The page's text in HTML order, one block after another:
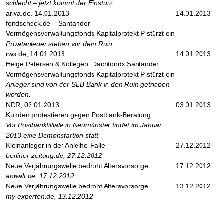
schlecht – jetzt kommt der Einsturz.
ariva.de, 14.01.2013
fondscheck.de – Santander
Vermögensverwaltungsfonds Kapitalprotekt P stürzt ein
Privatanleger stehen vor dem Ruin.
14.01.2013
rws.de, 14.01.2013
Helge Petersen & Kollegen: Dachfonds Santander
Vermögensverwaltungsfonds Kapitalprotekt P stürzt ein
Anleger sind von der SEB Bank in den Ruin getrieben
worden.
14.01.2013
NDR, 03.01.2013
Kunden protestieren gegen Postbank-Beratung
Vor Postbankfilliale in Neumünster findet im Januar
2013 eine Demonstartion statt.
03.01.2013
Kleinanleger in der Anleihe-Falle
berliner-zeitung.de, 27.12.2012
27.12.2012
Neue Verjährungswelle bedroht Altersvorsorge
anwalt.de, 17.12.2012
17.12.2012
Neue Verjährungswelle bedroht Altersvorsorge
my-experten.de, 13.12.2012
13.12.2012